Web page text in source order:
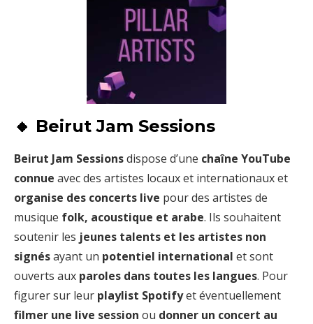
🔸 Beirut Jam Sessions
Beirut Jam Sessionsdispose d’une chaîne YouTube
connue avec des artistes locaux et internationaux et
organise des concerts live pour des artistes de
musique folk, acoustique et arabe. Ils souhaitent
soutenir les jeunes talents et les artistes non
signésayant un potentiel international et sont
ouverts aux paroles dans toutes les langues. Pour
figurer sur leur playlist Spotifyet éventuellement
filmer une live session ou donner un concert au